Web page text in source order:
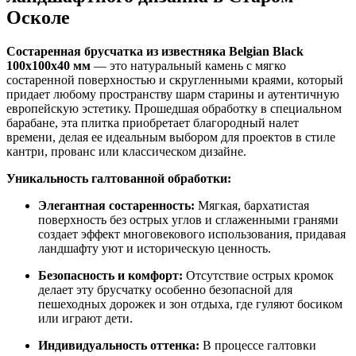
Осколе
Состаренная брусчатка из известняка Belgian Black
100x100x40 мм — это натуральный камень с мягко
состаренной поверхностью и скругленными краями, который
придает любому пространству шарм старины и аутентичную
европейскую эстетику. Прошедшая обработку в специальном
барабане, эта плитка приобретает благородный налет
времени, делая ее идеальным выбором для проектов в стиле
кантри, прованс или классическом дизайне.
Уникальность галтованной обработки:
Элегантная состаренность: Мягкая, бархатистая
поверхность без острых углов и сглаженными гранями
создает эффект многовекового использования, придавая
ландшафту уют и историческую ценность.
Безопасность и комфорт: Отсутствие острых кромок
делает эту брусчатку особенно безопасной для
пешеходных дорожек и зон отдыха, где гуляют босиком
или играют дети.
Индивидуальность оттенка: В процессе галтовки